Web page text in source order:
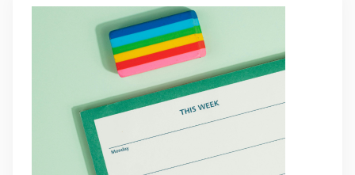
Mehr zu Musterstundenplan